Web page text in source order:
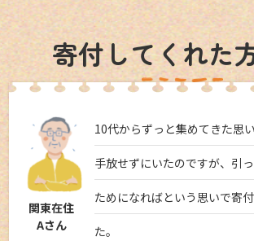
寄付してくれた
関東在住
Aさん
10代からずっと集めてきた思
手放せずにいたのですが、引
ためになればという思いで寄
た。